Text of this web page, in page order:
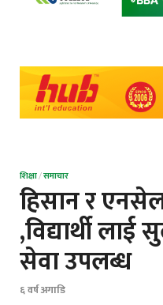
शिक्षा/समाचार
हिसान र
,विद्यार्थी
सेवा उपलब्ध
६ वर्ष अगाडि